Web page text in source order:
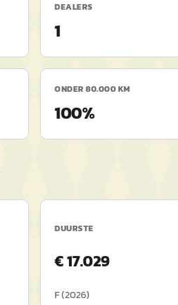
DEALERS
1
ONDER 80.000 KM
100%
DUURSTE
€17.029
F(2026)